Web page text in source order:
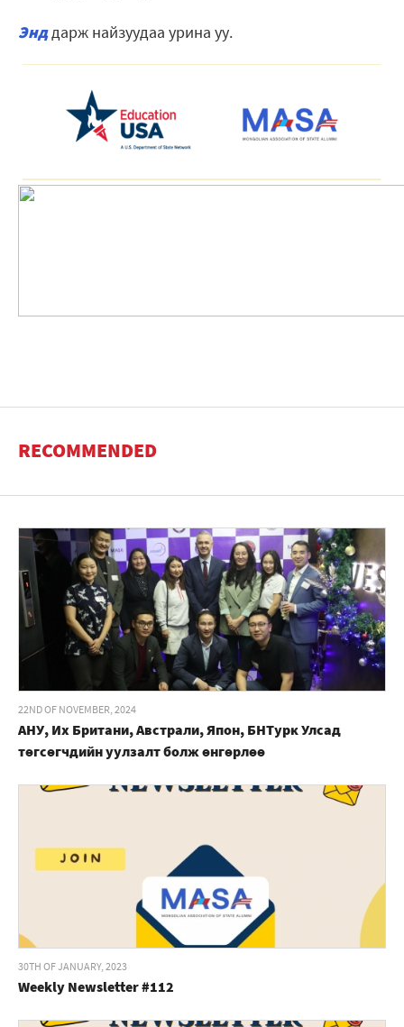
Энддарж найзуудаа урина уу.
RECOMMENDED
22ND OF NOVEMBER, 2024
АНУ, Их Британи, Австрали, Япон, БНТурк Улсад
төгсөгчдийн уулзалт болж өнгөрлөө
30TH OF JANUARY, 2023
Weekly Newsletter #112